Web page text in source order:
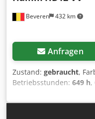
Beveren 432 km
Anfragen
Zustand: gebraucht,
Betriebsstunden: 649 h,
zum Verkauf! Stöbern
entdecken Sie eine
Kauf. Wir verfügen